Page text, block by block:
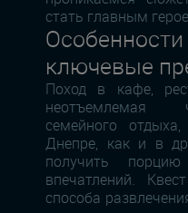
стать главным
ключевые
Поход в кафе,
неотъемлемая
семейного
Днепре, как и в
получить
впечатлений.
способа